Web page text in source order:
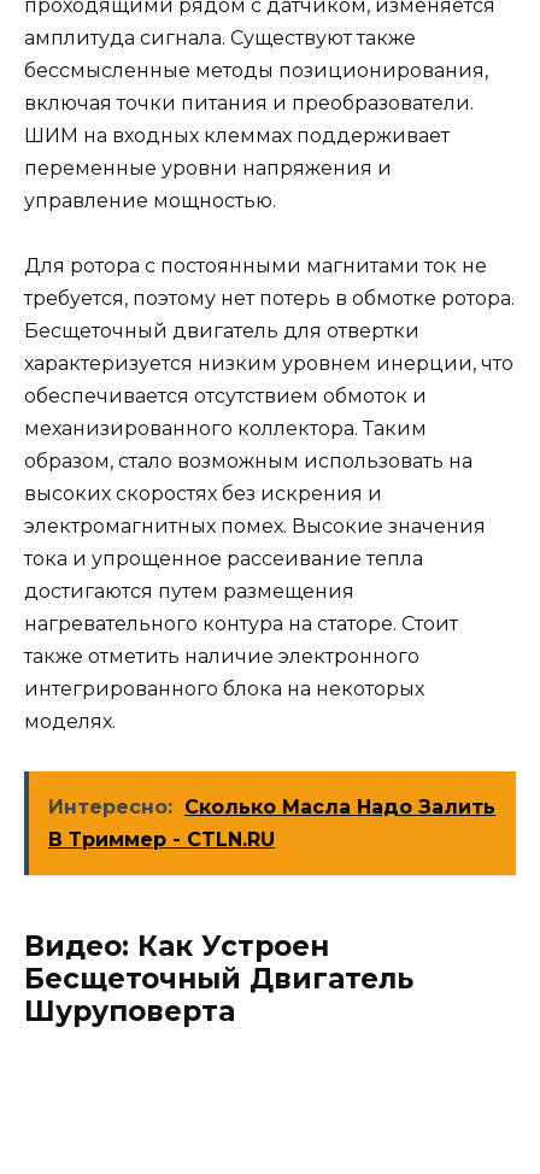
проходящими рядом с датчиком, изменяется
амплитуда сигнала. Существуют также
бессмысленные методы позиционирования,
включая точки питания и преобразователи.
ШИМ на входных клеммах поддерживает
переменные уровни напряжения и
управление мощностью.
Для ротора с постоянными магнитами ток не
требуется, поэтому нет потерь в обмотке ротора.
Бесщеточный двигатель для отвертки
характеризуется низким уровнем инерции, что
обеспечивается отсутствием обмоток и
механизированного коллектора. Таким
образом, стало возможным использовать на
высоких скоростях без искрения и
электромагнитных помех. Высокие значения
тока и упрощенное рассеивание тепла
достигаются путем размещения
нагревательного контура на статоре. Стоит
также отметить наличие электронного
интегрированного блока на некоторых
моделях.
Интересно: Сколько Масла Надо Залить
В Триммер - CTLN.RU
Видео: Как Устроен
Бесщеточный Двигатель
Шуруповерта